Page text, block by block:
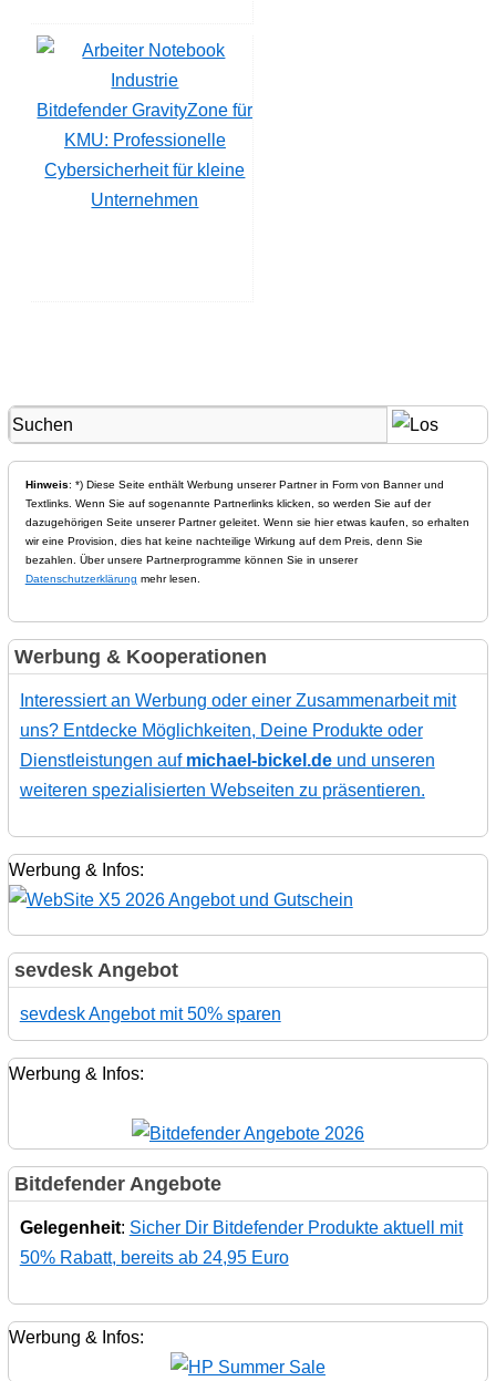
Bitdefender GravityZone für
KMU: Professionelle
Cybersicherheit für kleine
Unternehmen
Hinweis: *) Diese Seite enthält Werbung unserer Partner in Form von Banner und
Textlinks. Wenn Sie auf sogenannte Partnerlinks klicken, so werden Sie auf der
dazugehörigen Seite unserer Partner geleitet. Wenn sie hier etwas kaufen, so erhalten
wir eine Provision, dies hat keine nachteilige Wirkung auf dem Preis, denn Sie
bezahlen. Über unsere Partnerprogramme können Sie in unserer
Datenschutzerklärung mehr lesen.
Werbung & Kooperationen
Interessiert an Werbung oder einer Zusammenarbeit mit
uns? Entdecke Möglichkeiten, Deine Produkte oder
Dienstleistungen auf michael-bickel.deund unseren
weiteren spezialisierten Webseiten zu präsentieren.
Werbung & Infos:
sevdesk Angebot
sevdesk Angebot mit 50% sparen
Werbung & Infos:
Bitdefender Angebote
Gelegenheit: Sicher Dir Bitdefender Produkte aktuell mit
50% Rabatt, bereits ab 24,95 Euro
Werbung & Infos: